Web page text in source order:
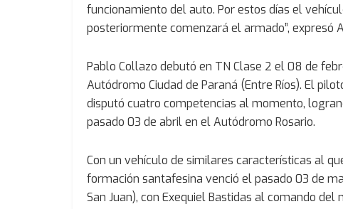
funcionamiento del auto. Por estos días el
posteriormente comenzará el armado”, expresó
Pablo Collazo debutó en TN Clase 2 el 08 de
Autódromo Ciudad de Paraná (Entre Ríos). El
disputó cuatro competencias al momento,
pasado 03 de abril en el Autódromo Rosario.
Con un vehículo de similares características al
formación santafesina venció el pasado 03 de
San Juan), con Exequiel Bastidas al comando del